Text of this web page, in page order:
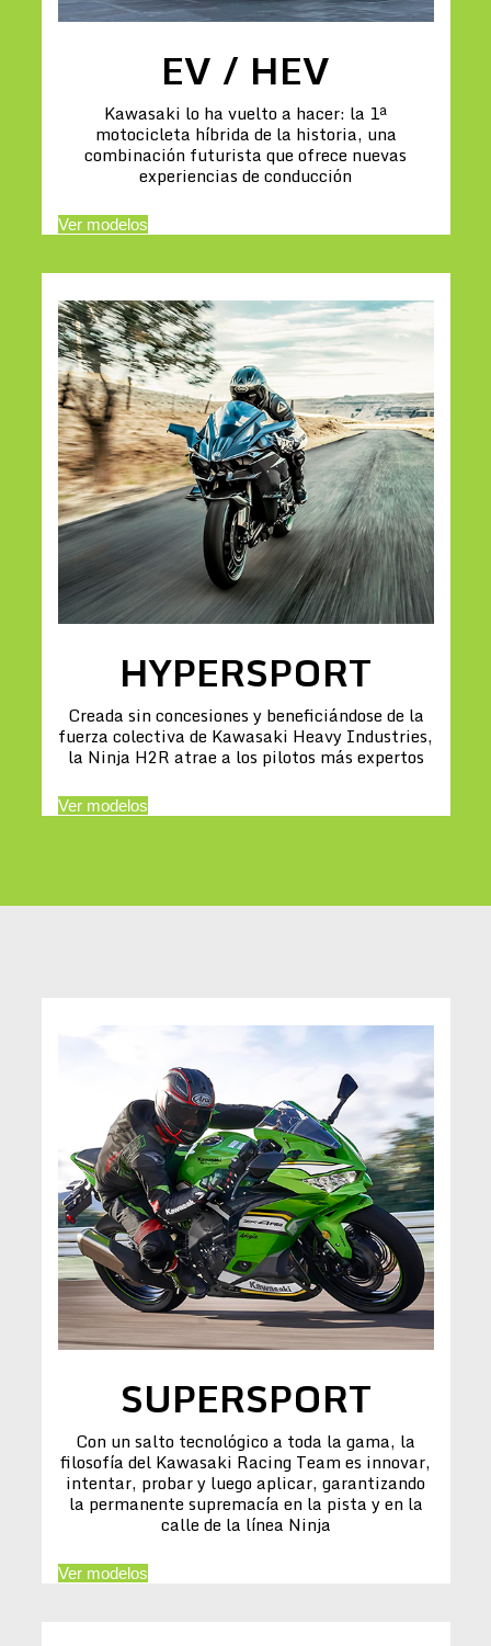
EV / HEV
Kawasaki lo ha vuelto a hacer: la 1ª
motocicleta híbrida de la historia, una
combinación futurista que ofrece nuevas
experiencias de conducción
Ver modelos
HYPERSPORT
Creada sin concesiones y beneficiándose de la
fuerza colectiva de Kawasaki Heavy Industries,
la Ninja H2R atrae a los pilotos más expertos
Ver modelos
SUPERSPORT
Con un salto tecnológico a toda la gama, la
filosofía del Kawasaki Racing Team es innovar,
intentar, probar y luego aplicar, garantizando
la permanente supremacía en la pista y en la
calle de la línea Ninja
Ver modelos